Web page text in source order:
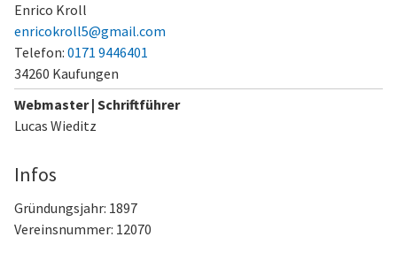
Enrico Kroll
enricokroll5@gmail.com
Telefon: 0171 9446401
34260 Kaufungen
Webmaster | Schriftführer
Lucas Wieditz
Infos
Gründungsjahr: 1897
Vereinsnummer: 12070